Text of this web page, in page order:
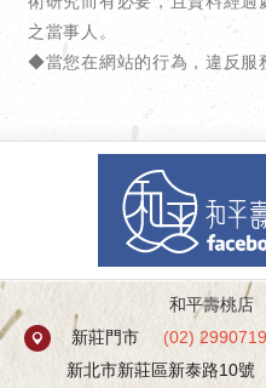
和平壽桃店
新莊門市
(02)
新北市新莊區新泰路10號